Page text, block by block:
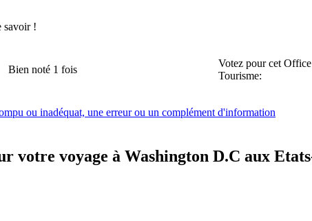
savoir !
Bien noté 1 fois
Votez pour cet
Tourisme:
ou inadéquat, une erreur ou un complément d'information
votre voyage à Washington D.C aux